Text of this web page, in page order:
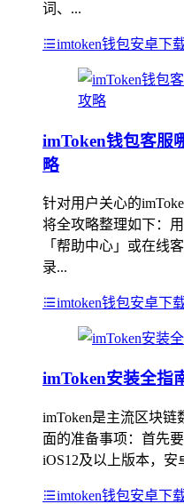
词、...
imtoken钱包安卓下
imToken钱包客服
略
针对用户关心的
将全攻略整理如下：
「帮助中心」或在线
录...
imtoken钱包安卓下
imToken安装全指
imToken是主流区块
面的准备事项：首先
iOS12及以上版本，安
imtoken钱包安卓下